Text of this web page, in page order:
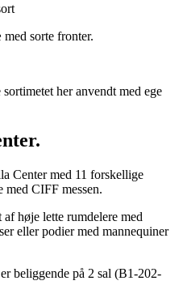
sorte fronter.
her anvendt med ege
Center med 11 forskellige
med CIFF messen.
høje lette rumdelere med
eller podier med mannequiner
beliggende på 2 sal (B1-202-